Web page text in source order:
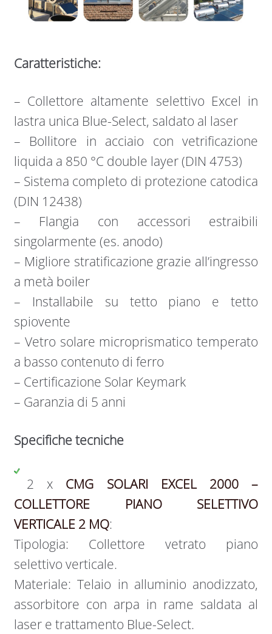
Caratteristiche:
– Collettore altamente selettivo Excel in
lastra unica Blue-Select, saldato al laser
– Bollitore in acciaio con vetrificazione
liquida a 850 °C double layer (DIN 4753)
– Sistema completo di protezione catodica
(DIN 12438)
– Flangia con accessori estraibili
singolarmente (es. anodo)
– Migliore stratificazione grazie all’ingresso
a metà boiler
– Installabile su tetto piano e tetto
spiovente
– Vetro solare microprismatico temperato
a basso contenuto di ferro
– Certificazione Solar Keymark
– Garanzia di 5 anni
Specifiche tecniche
2 x CMG SOLARI EXCEL 2000 –
COLLETTORE PIANO SELETTIVO
VERTICALE 2 MQ:
Tipologia: Collettore vetrato piano
selettivo verticale.
Materiale: Telaio in alluminio anodizzato,
assorbitore con arpa in rame saldata al
laser e trattamento Blue-Select.